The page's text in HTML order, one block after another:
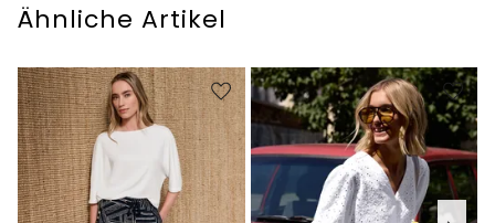
Ähnliche Artikel